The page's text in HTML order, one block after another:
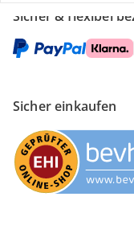
Sicher & flexibel
Sicher einkaufen